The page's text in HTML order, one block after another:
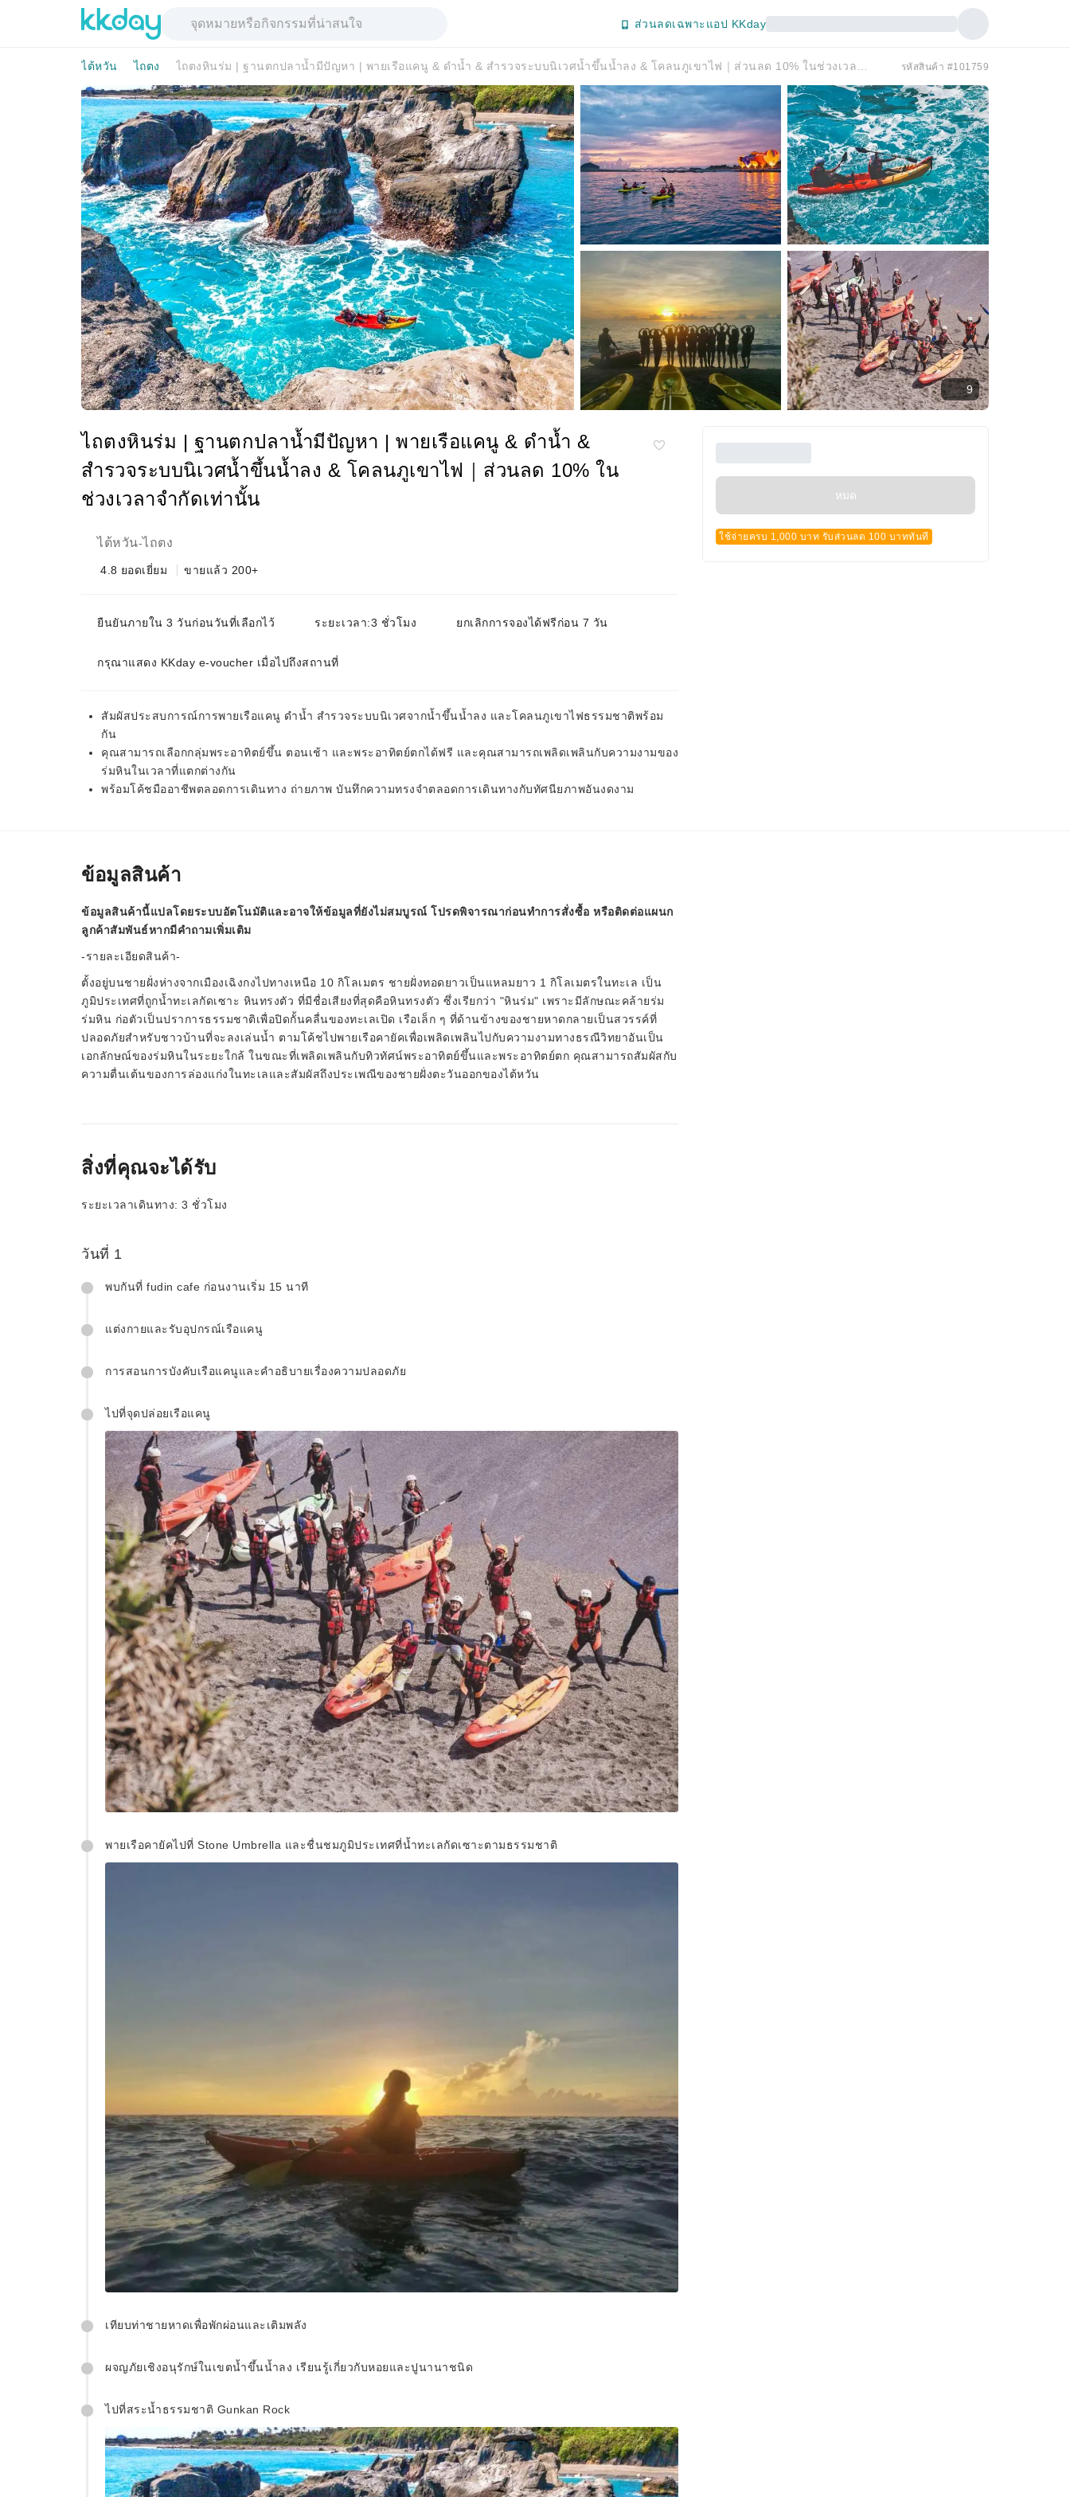
ส่วนลดเฉพาะแอป KKday
ไต้หวัน ไถตง รหัสสินค้า #101759
9
ไถตงหินร่ม | ฐานตกปลาน้ำมีปัญหา | พายเรือแคนู & ดำน้ำ &
สำรวจระบบนิเวศน้ำขึ้นน้ำลง & โคลนภูเขาไฟ｜ส่วนลด 10% ใน
ช่วงเวลาจำกัดเท่านั้น
ไต้หวัน-ไถตง
4.8 ยอดเยี่ยม ขายแล้ว 200+
ยืนยันภายใน 3 วันก่อนวันที่เลือกไว้ ระยะเวลา:3 ชั่วโมง ยกเลิกการจองได้ฟรีก่อน 7 วัน
กรุณาแสดง KKday e-voucher เมื่อไปถึงสถานที่
สัมผัสประสบการณ์การพายเรือแคนู ดำน้ำ สำรวจระบบนิเวศจากน้ำขึ้นน้ำลง และโคลนภูเขาไฟธรรมชาติพร้อม
กัน
คุณสามารถเลือกกลุ่มพระอาทิตย์ขึ้น ตอนเช้า และพระอาทิตย์ตกได้ฟรี และคุณสามารถเพลิดเพลินกับความงามของ
ร่มหินในเวลาที่แตกต่างกัน
พร้อมโค้ชมืออาชีพตลอดการเดินทาง ถ่ายภาพ บันทึกความทรงจำตลอดการเดินทางกับทัศนียภาพอันงดงาม
หมด
ใช้จ่ายครบ 1,000 บาท รับส่วนลด 100 บาททันที
ข้อมูลสินค้า
ข้อมูลสินค้านี้แปลโดยระบบอัตโนมัติและอาจให้ข้อมูลที่ยังไม่สมบูรณ์ โปรดพิจารณาก่อนทำการสั่งซื้อ หรือติดต่อแผนก
ลูกค้าสัมพันธ์หากมีคำถามเพิ่มเติม
-รายละเอียดสินค้า-
ตั้งอยู่บนชายฝั่งห่างจากเมืองเฉิงกงไปทางเหนือ 10 กิโลเมตร ชายฝั่งทอดยาวเป็นแหลมยาว 1 กิโลเมตรในทะเล เป็น
ภูมิประเทศที่ถูกน้ำทะเลกัดเซาะ หินทรงตัว ที่มีชื่อเสียงที่สุดคือหินทรงตัว ซึ่งเรียกว่า "หินร่ม" เพราะมีลักษณะคล้ายร่ม
ร่มหิน ก่อตัวเป็นปราการธรรมชาติเพื่อปิดกั้นคลื่นของทะเลเปิด เรือเล็ก ๆ ที่ด้านข้างของชายหาดกลายเป็นสวรรค์ที่
ปลอดภัยสำหรับชาวบ้านที่จะลงเล่นน้ำ ตามโค้ชไปพายเรือคายัคเพื่อเพลิดเพลินไปกับความงามทางธรณีวิทยาอันเป็น
เอกลักษณ์ของร่มหินในระยะใกล้ ในขณะที่เพลิดเพลินกับทิวทัศน์พระอาทิตย์ขึ้นและพระอาทิตย์ตก คุณสามารถสัมผัสกับ
ความตื่นเต้นของการล่องแก่งในทะเลและสัมผัสถึงประเพณีของชายฝั่งตะวันออกของไต้หวัน
สิ่งที่คุณจะได้รับ
ระยะเวลาเดินทาง: 3 ชั่วโมง
วันที่ 1
พบกันที่ fudin cafe ก่อนงานเริ่ม 15 นาที
แต่งกายและรับอุปกรณ์เรือแคนู
การสอนการบังคับเรือแคนูและคำอธิบายเรื่องความปลอดภัย
ไปที่จุดปล่อยเรือแคนู
พายเรือคายัคไปที่ Stone Umbrella และชื่นชมภูมิประเทศที่น้ำทะเลกัดเซาะตามธรรมชาติ
เทียบท่าชายหาดเพื่อพักผ่อนและเติมพลัง
ผจญภัยเชิงอนุรักษ์ในเขตน้ำขึ้นน้ำลง เรียนรู้เกี่ยวกับหอยและปูนานาชนิด
ไปที่สระน้ำธรรมชาติ Gunkan Rock